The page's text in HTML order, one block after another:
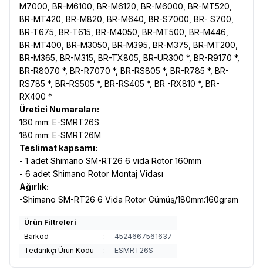
M7000, BR-M6100, BR-M6120, BR-M6000, BR-MT520,
BR-MT420, BR-M820, BR-M640, BR-S7000, BR- S700,
BR-T675, BR-T615, BR-M4050, BR-MT500, BR-M446,
BR-MT400, BR-M3050, BR-M395, BR-M375, BR-MT200,
BR-M365, BR-M315, BR-TX805, BR-UR300 *, BR-R9170 *,
BR-R8070 *, BR-R7070 *, BR-RS805 *, BR-R785 *, BR-
RS785 *, BR-RS505 *, BR-RS405 *, BR -RX810 *, BR-
RX400 *
Üretici Numaraları:
160 mm: E-SMRT26S
180 mm: E-SMRT26M
Teslimat kapsamı:
- 1 adet Shimano SM-RT26 6 vida Rotor 160mm
- 6 adet Shimano Rotor Montaj Vidası
Ağırlık:
-Shimano SM-RT26 6 Vida Rotor Gümüş/180mm:160gram
Ürün Filtreleri
Barkod
:
4524667561637
Tedarikçi Ürün Kodu
: ESMRT26S